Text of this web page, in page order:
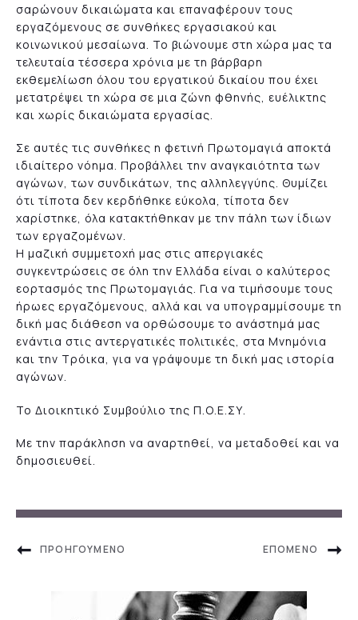
σαρώνουν δικαιώματα και επαναφέρουν τους
εργαζόμενους σε συνθήκες εργασιακού και
κοινωνικού μεσαίωνα. Το βιώνουμε στη χώρα μας τα
τελευταία τέσσερα χρόνια με τη βάρβαρη
εκθεμελίωση όλου του εργατικού δικαίου που έχει
μετατρέψει τη χώρα σε μια ζώνη φθηνής, ευέλικτης
και χωρίς δικαιώματα εργασίας.
Σε αυτές τις συνθήκες η φετινή Πρωτομαγιά αποκτά
ιδιαίτερο νόημα. Προβάλλει την αναγκαιότητα των
αγώνων, των συνδικάτων, της αλληλεγγύης. Θυμίζει
ότι τίποτα δεν κερδήθηκε εύκολα, τίποτα δεν
χαρίστηκε, όλα κατακτήθηκαν με την πάλη των ίδιων
των εργαζομένων.
Η μαζική συμμετοχή μας στις απεργιακές
συγκεντρώσεις σε όλη την Ελλάδα είναι ο καλύτερος
εορτασμός της Πρωτομαγιάς. Για να τιμήσουμε τους
ήρωες εργαζόμενους, αλλά και να υπογραμμίσουμε τη
δική μας διάθεση να ορθώσουμε το ανάστημά μας
ενάντια στις αντεργατικές πολιτικές, στα Μνημόνια
και την Τρόικα, για να γράψουμε τη δική μας ιστορία
αγώνων.
Το Διοικητικό Συμβούλιο της Π.Ο.Ε.ΣΥ.
Με την παράκληση να αναρτηθεί, να μεταδοθεί και να
δημοσιευθεί.